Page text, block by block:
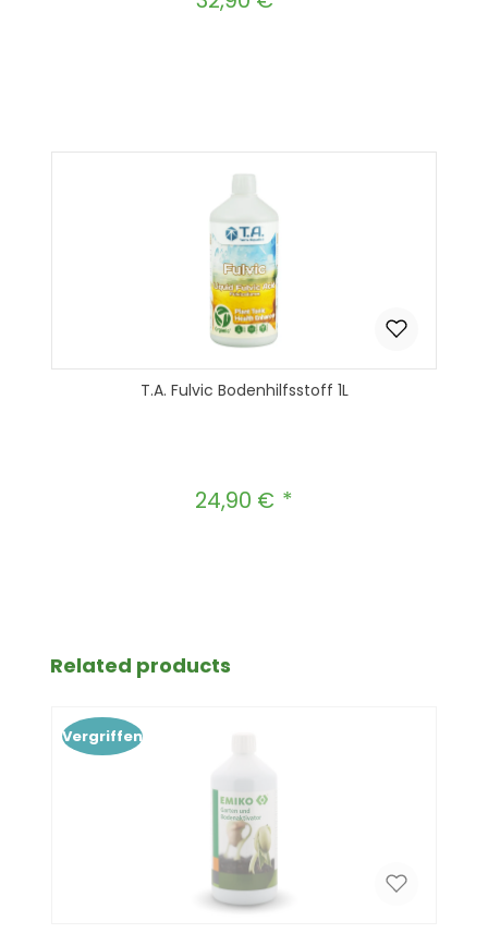
T.A. Fulvic Bodenhilfsstoff 1L
Regulärer Preis:
24,90 €
Produktgalerie überspringen
Related products
Vergriffen